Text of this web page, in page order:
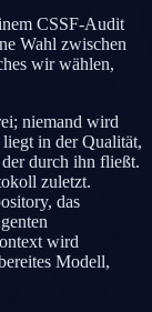
CSSF-Audit
Wahl zwischen
wir wählen,
niemand wird
in der Qualität,
durch ihn fließt.
zuletzt.
das
wird
Modell,